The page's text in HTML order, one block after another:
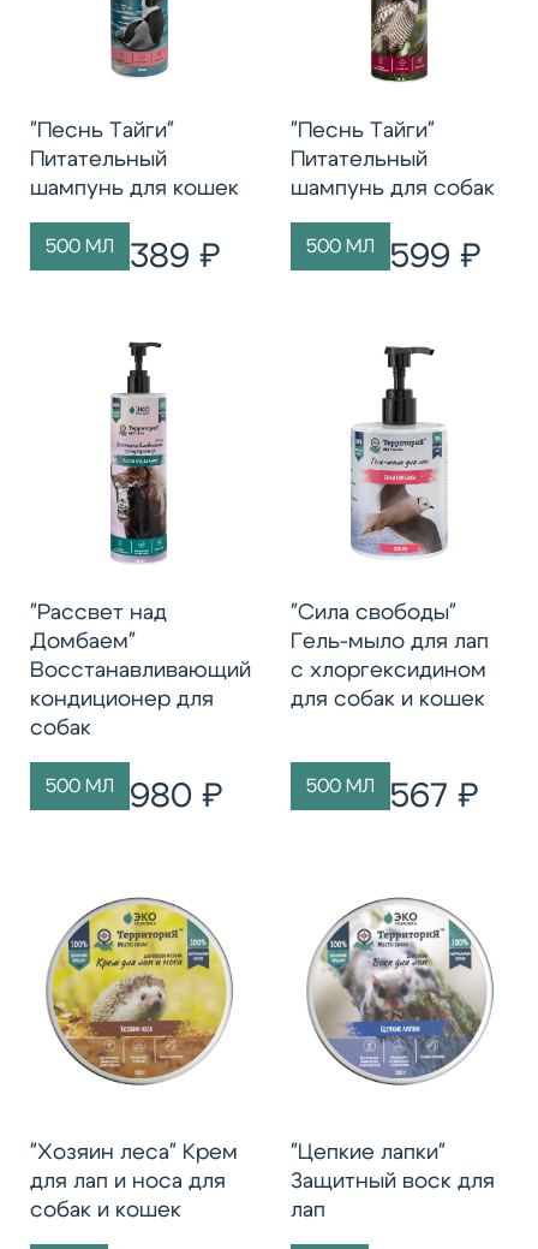
"Песнь Тайги"
Питательный
шампунь для кошек
500 МЛ 389 ₽
"Песнь Тайги"
Питательный
шампунь для собак
500 МЛ 599 ₽
"Рассвет над
Домбаем"
Восстанавливающий
кондиционер для
собак
500 МЛ 980 ₽
"Сила свободы"
Гель-мыло для лап
с хлоргексидином
для собак и кошек
500 МЛ 567 ₽
"Хозяин леса" Крем
для лап и носа для
собак и кошек
"Цепкие лапки"
Защитный воск для
лап